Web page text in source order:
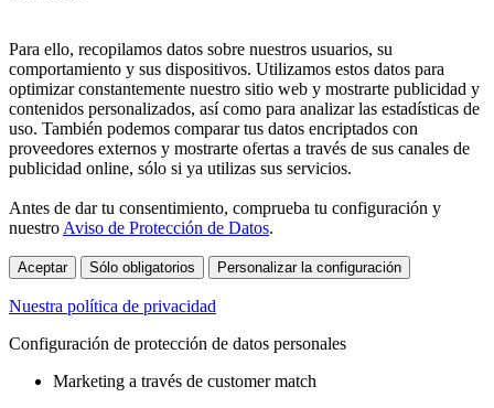
Para ello, recopilamos datos sobre nuestros usuarios, su
comportamiento y sus dispositivos. Utilizamos estos datos para
optimizar constantemente nuestro sitio web y mostrarte publicidad y
contenidos personalizados, así como para analizar las estadísticas de
uso. También podemos comparar tus datos encriptados con
proveedores externos y mostrarte ofertas a través de sus canales de
publicidad online, sólo si ya utilizas sus servicios.
Antes de dar tu consentimiento, comprueba tu configuración y
nuestro Aviso de Protección de Datos.
Aceptar Sólo obligatorios Personalizar la configuración
Nuestra política de privacidad
Configuración de protección de datos personales
Marketing a través de customer match